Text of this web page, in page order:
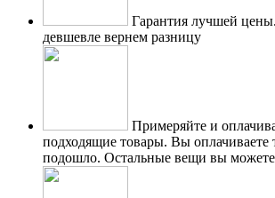
Гарантия лучшей цены.
девшевле вернем разницу
Примеряйте и
подходящие товары. Вы оплачиваете
подошло. Остальные вещи вы можете